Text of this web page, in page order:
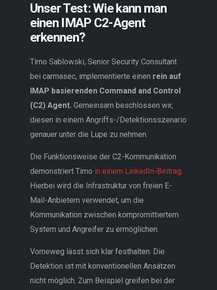
Unser Test: Wie kann man
einen IMAP C2-Agent
erkennen?
Timo Sablowski, Senior Security Consultant
bei carmasec, implementierte einen rein auf
IMAP basierenden Command and Control
(C2) Agent. Gemeinsam beschlossen wir,
diesen in einem Angriffs-/Detektionsszenario
genauer unter die Lupe zu nehmen.
Die Funktionsweise der C2-Kommunikation
demonstriert Timo in einem LinkedIn-Beitrag.
Hierbei wird die Infrastruktur von freien E-
Mail-Anbietern verwendet, um die
Kommunikation zwischen kompromittiertem
System und Angreifer zu ermöglichen.
Vorneweg lässt sich klar festhalten: Die
Detektion ist mit konventionellen Ansätzen
nicht möglich. Zum Beispiel greifen bei der